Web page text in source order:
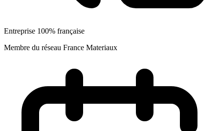
Entreprise 100% française
Membre du réseau France Materiaux